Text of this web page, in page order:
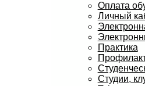
Оплата
Личный
Практика
Студии,